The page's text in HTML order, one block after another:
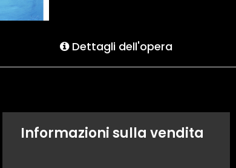
Dettagli dell'opera
Informazioni sulla vendita